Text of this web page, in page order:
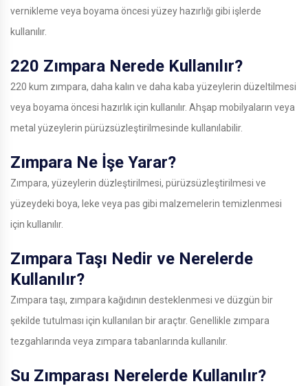
vernikleme veya boyama öncesi yüzey hazırlığı gibi işlerde
kullanılır.
220 Zımpara Nerede Kullanılır?
220 kum zımpara, daha kalın ve daha kaba yüzeylerin düzeltilmesi
veya boyama öncesi hazırlık için kullanılır. Ahşap mobilyaların veya
metal yüzeylerin pürüzsüzleştirilmesinde kullanılabilir.
Zımpara Ne İşe Yarar?
Zımpara, yüzeylerin düzleştirilmesi, pürüzsüzleştirilmesi ve
yüzeydeki boya, leke veya pas gibi malzemelerin temizlenmesi
için kullanılır.
Zımpara Taşı Nedir ve Nerelerde
Kullanılır?
Zımpara taşı, zımpara kağıdının desteklenmesi ve düzgün bir
şekilde tutulması için kullanılan bir araçtır. Genellikle zımpara
tezgahlarında veya zımpara tabanlarında kullanılır.
Su Zımparası Nerelerde Kullanılır?